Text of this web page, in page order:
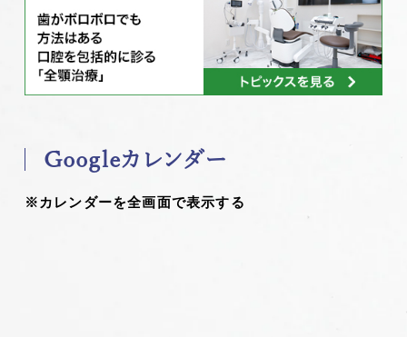
Googleカレンダー
※カレンダーを全画面で表示する